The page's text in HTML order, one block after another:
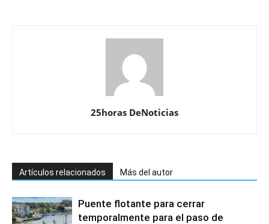
25horas DeNoticias
Artículos relacionados Más del autor
Puente flotante para cerrar
temporalmente para el paso de